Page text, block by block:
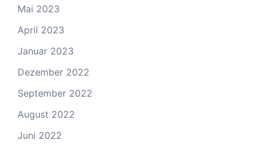
Mai 2023
April 2023
Januar 2023
Dezember 2022
September 2022
August 2022
Juni 2022